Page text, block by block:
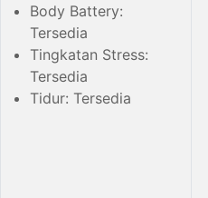
Body Battery:
Tersedia
Tingkatan Stress:
Tersedia
Tidur: Tersedia